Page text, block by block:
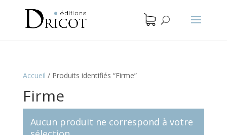
Accueil / Produits identifiés “Firme”
Firme
Aucun produit ne correspond à votre